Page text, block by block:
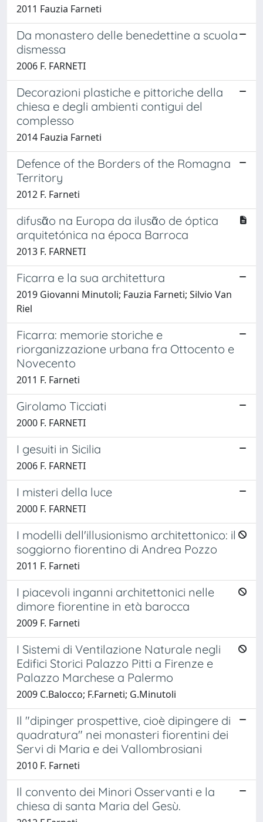
2011 Fauzia Farneti
Da monastero delle benedettine a scuola
dismessa
2006 F. FARNETI
Decorazioni plastiche e pittoriche della
chiesa e degli ambienti contigui del
complesso
2014 Fauzia Farneti
Defence of the Borders of the Romagna
Territory
2012 F. Farneti
difusᾶo na Europa da ilusᾶo de óptica
arquitetónica na época Barroca
2013 F. FARNETI
Ficarra e la sua architettura
2019 Giovanni Minutoli; Fauzia Farneti; Silvio Van
Riel
Ficarra: memorie storiche e
riorganizzazione urbana fra Ottocento e
Novecento
2011 F. Farneti
Girolamo Ticciati
2000 F. FARNETI
I gesuiti in Sicilia
2006 F. FARNETI
I misteri della luce
2000 F. FARNETI
I modelli dell'illusionismo architettonico: il
soggiorno fiorentino di Andrea Pozzo
2011 F. Farneti
I piacevoli inganni architettonici nelle
dimore fiorentine in età barocca
2009 F. Farneti
I Sistemi di Ventilazione Naturale negli
Edifici Storici Palazzo Pitti a Firenze e
Palazzo Marchese a Palermo
2009 C.Balocco; F.Farneti; G.Minutoli
Il "dipinger prospettive, cioè dipingere di
quadratura" nei monasteri fiorentini dei
Servi di Maria e dei Vallombrosiani
2010 F. Farneti
Il convento dei Minori Osservanti e la
chiesa di santa Maria del Gesù.